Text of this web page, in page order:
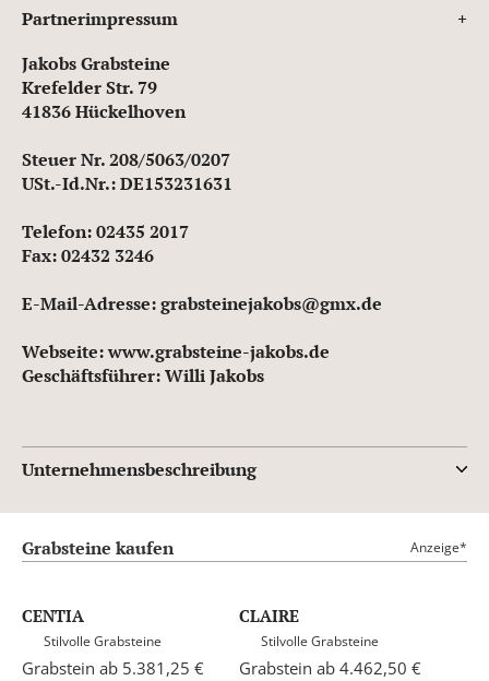
Partnerimpressum
Jakobs Grabsteine
Krefelder Str. 79
41836 Hückelhoven
Steuer Nr. 208/5063/0207
USt.-Id.Nr.: DE153231631
Telefon: 02435 2017
Fax: 02432 3246
E-Mail-Adresse: grabsteinejakobs@gmx.de
Webseite: www.grabsteine-jakobs.de
Geschäftsführer: Willi Jakobs
Unternehmensbeschreibung
Grabsteine kaufen Anzeige*
CENTIA
Stilvolle Grabsteine
Grabstein ab 5.381,25 €
CLAIRE
Stilvolle Grabsteine
Grabstein ab 4.462,50 €